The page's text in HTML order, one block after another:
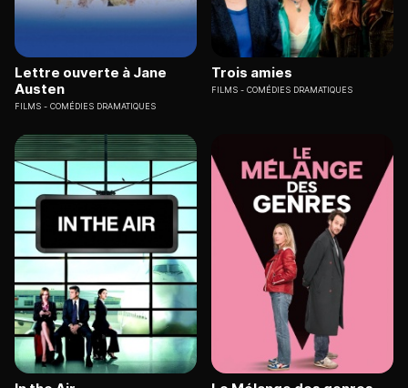
Lettre ouverte à Jane
Austen
FILMS COMÉDIES DRAMATIQUES
Trois amies
FILMS COMÉDIES DRAMATIQUES